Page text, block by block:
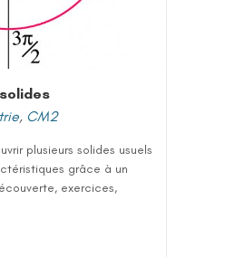
, CM2
plusieurs solides usuels
grâce à un
exercices,